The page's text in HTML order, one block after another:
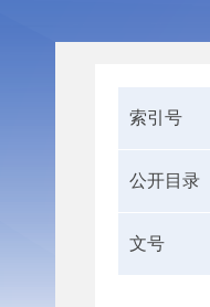
索引号
公开目录
文号